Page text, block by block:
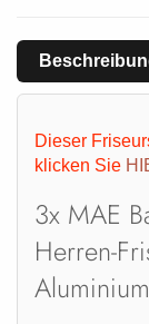
Dieser
klicken Sie
3x MAE
Herren-